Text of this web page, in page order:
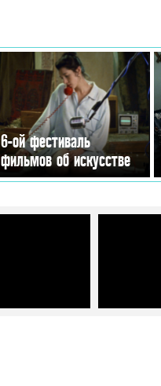
6-ой фестиваль
фильмов об искусстве